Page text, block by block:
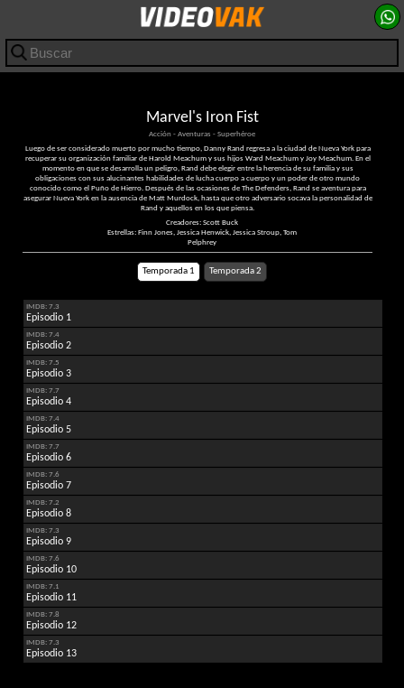
Marvel's Iron Fist
Acción - Aventuras - Superhéroe
Luego de ser considerado muerto por mucho tiempo, Danny Rand regresa a la ciudad de Nueva York para
recuperar su organización familiar de Harold Meachum y sus hijos Ward Meachum y Joy Meachum. En el
momento en que se desarrolla un peligro, Rand debe elegir entre la herencia de su familia y sus
obligaciones con sus alucinantes habilidades de lucha cuerpo a cuerpo y un poder de otro mundo
conocido como el Puño de Hierro. Después de las ocasiones de The Defenders, Rand se aventura para
asegurar Nueva York en la ausencia de Matt Murdock, hasta que otro adversario socava la personalidad de
Rand y aquellos en los que piensa.
Creadores: Scott Buck
Estrellas: Finn Jones, Jessica Henwick, Jessica Stroup, Tom
Pelphrey
Temporada 1 Temporada 2
IMDB: 7.3
Episodio 1
IMDB: 7.4
Episodio 2
IMDB: 7.5
Episodio 3
IMDB: 7.7
Episodio 4
IMDB: 7.4
Episodio 5
IMDB: 7.7
Episodio 6
IMDB: 7.6
Episodio 7
IMDB: 7.2
Episodio 8
IMDB: 7.3
Episodio 9
IMDB: 7.6
Episodio 10
IMDB: 7.1
Episodio 11
IMDB: 7.8
Episodio 12
IMDB: 7.3
Episodio 13